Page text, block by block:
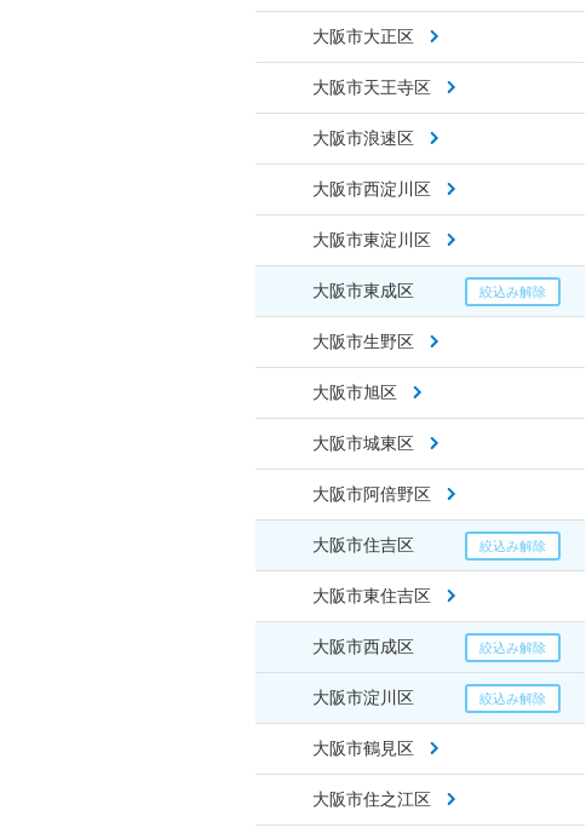
大阪市大正区
大阪市天王寺区
大阪市浪速区
大阪市西淀川区
大阪市東淀川区
大阪市東成区
大阪市生野区
大阪市旭区
大阪市城東区
大阪市阿倍野区
大阪市住吉区
大阪市東住吉区
大阪市西成区
大阪市淀川区
大阪市鶴見区
大阪市住之江区